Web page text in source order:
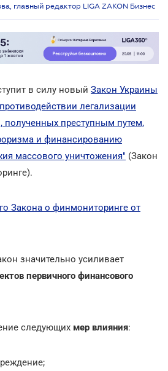
главный редактор LIGA ZAKON Бизнес
в силу новый Закон Украины
легализации
преступным путем,
и финансированию
массового уничтожения" (Закон
Закона о финмониторинге от
значительно усиливает
первичного финансового
следующих мер влияния: